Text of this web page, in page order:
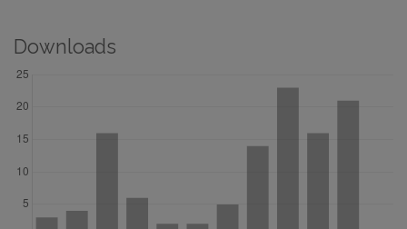
Downloads